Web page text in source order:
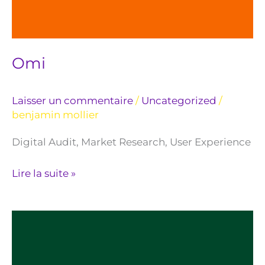
Omi
Laisser un commentaire / Uncategorized /
benjamin mollier
Digital Audit, Market Research, User Experience
Lire la suite »